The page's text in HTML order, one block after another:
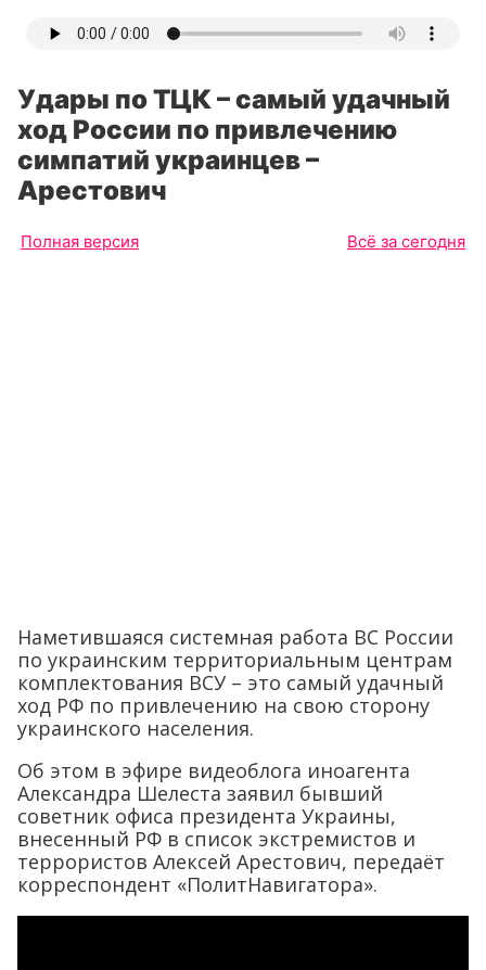
Удары по ТЦК – самый удачный
ход России по привлечению
симпатий украинцев –
Арестович
Полная версия Всё за сегодня
Наметившаяся системная работа ВС России
по украинским территориальным центрам
комплектования ВСУ – это самый удачный
ход РФ по привлечению на свою сторону
украинского населения.
Об этом в эфире видеоблога иноагента
Александра Шелеста заявил бывший
советник офиса президента Украины,
внесенный РФ в список экстремистов и
террористов Алексей Арестович, передаёт
корреспондент «ПолитНавигатора».